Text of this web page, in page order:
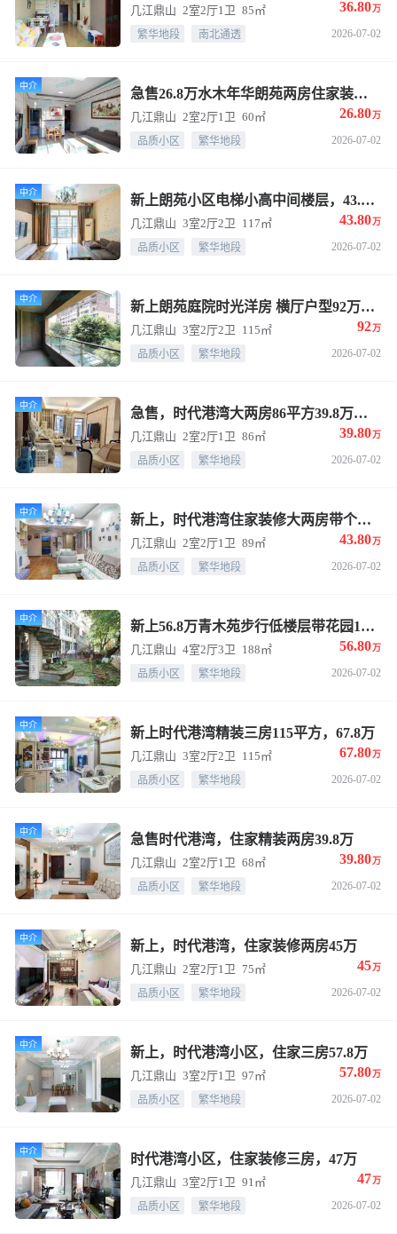
几江鼎山 2室2厅1卫 85㎡ 36.80万
繁华地段 南北通透 2026-07-02
中介
急售26.8万水木年华朗苑两房住家装修，港龙购物中心地段
几江鼎山 2室2厅1卫 60㎡ 26.80万
品质小区 繁华地段 2026-07-02
中介
新上朗苑小区电梯小高中间楼层，43.8万117平方住家装修三房双卫
几江鼎山 3室2厅2卫 117㎡ 43.80万
品质小区 繁华地段 2026-07-02
中介
新上朗苑庭院时光洋房 横厅户型92万清水115平方
几江鼎山 3室2厅2卫 115㎡ 92万
品质小区 繁华地段 2026-07-02
中介
急售，时代港湾大两房86平方39.8万，住家装修
几江鼎山 2室2厅1卫 86㎡ 39.80万
品质小区 繁华地段 2026-07-02
中介
新上，时代港湾住家装修大两房带个书房，43.8万
几江鼎山 2室2厅1卫 89㎡ 43.80万
品质小区 繁华地段 2026-07-02
中介
新上56.8万青木苑步行低楼层带花园188平方
几江鼎山 4室2厅3卫 188㎡ 56.80万
品质小区 繁华地段 2026-07-02
中介
新上时代港湾精装三房115平方，67.8万
几江鼎山 3室2厅2卫 115㎡ 67.80万
品质小区 繁华地段 2026-07-02
中介
急售时代港湾，住家精装两房39.8万
几江鼎山 2室2厅1卫 68㎡ 39.80万
品质小区 繁华地段 2026-07-02
中介
新上，时代港湾，住家装修两房45万
几江鼎山 2室2厅1卫 75㎡ 45万
品质小区 繁华地段 2026-07-02
中介
新上，时代港湾小区，住家三房57.8万
几江鼎山 3室2厅1卫 97㎡ 57.80万
品质小区 繁华地段 2026-07-02
中介
时代港湾小区，住家装修三房，47万
几江鼎山 3室2厅1卫 91㎡ 47万
品质小区 繁华地段 2026-07-02
加好友